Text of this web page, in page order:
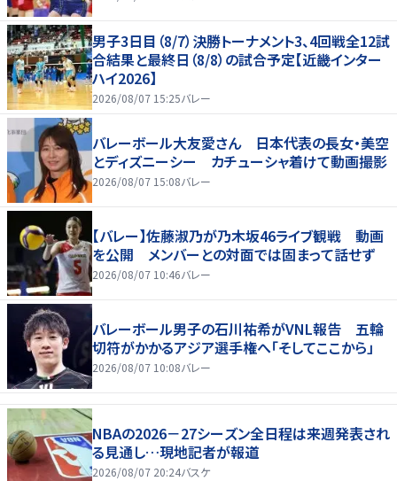
男子3日目（8/7）決勝トーナメント3、4回戦全12試
合結果と最終日（8/8）の試合予定【近畿インター
ハイ2026】
2026/08/07 15:25バレー
バレーボール大友愛さん 日本代表の長女・美空
とディズニーシー カチューシャ着けて動画撮影
2026/08/07 15:08バレー
【バレー】佐藤淑乃が乃木坂46ライブ観戦 動画
を公開 メンバーとの対面では固まって話せず
2026/08/07 10:46バレー
バレーボール男子の石川祐希がVNL報告 五輪
切符がかかるアジア選手権へ「そしてここから」
2026/08/07 10:08バレー
NBAの2026－27シーズン全日程は来週発表され
る見通し…現地記者が報道
2026/08/07 20:24バスケ